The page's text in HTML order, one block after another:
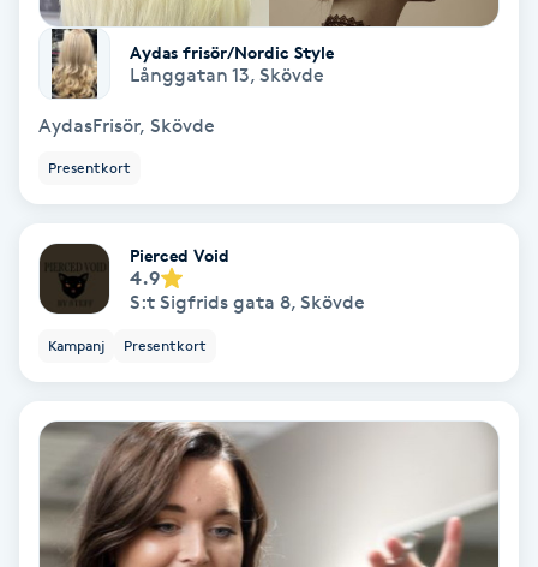
Spa-pedikyr
Spraytan
Sugaring
Tuina-massage
Taktil massage
Aydas frisör/Nordic Style
Långgatan 13, Skövde
AydasFrisör, Skövde
Presentkort
Pierced Void
4.9
S:t Sigfrids gata 8, Skövde
Kampanj Presentkort